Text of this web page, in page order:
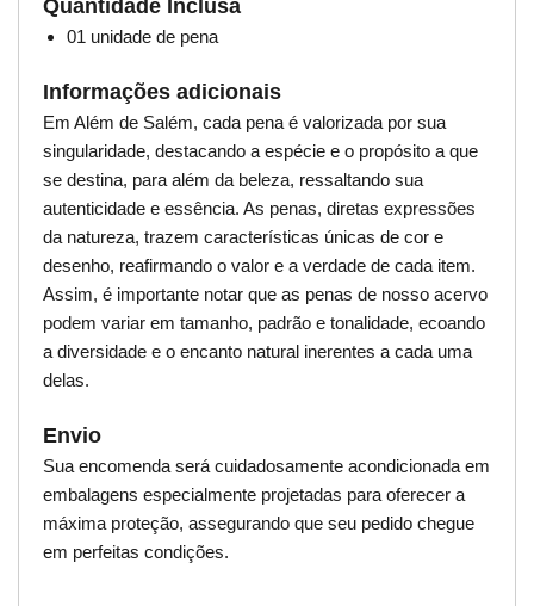
Quantidade Inclusa
01 unidade de pena
Informações adicionais
Em Além de Salém, cada pena é valorizada por sua
singularidade, destacando a espécie e o propósito a que
se destina, para além da beleza, ressaltando sua
autenticidade e essência. As penas, diretas expressões
da natureza, trazem características únicas de cor e
desenho, reafirmando o valor e a verdade de cada item.
Assim, é importante notar que as penas de nosso acervo
podem variar em tamanho, padrão e tonalidade, ecoando
a diversidade e o encanto natural inerentes a cada uma
delas.
Envio
Sua encomenda será cuidadosamente acondicionada em
embalagens especialmente projetadas para oferecer a
máxima proteção, assegurando que seu pedido chegue
em perfeitas condições.